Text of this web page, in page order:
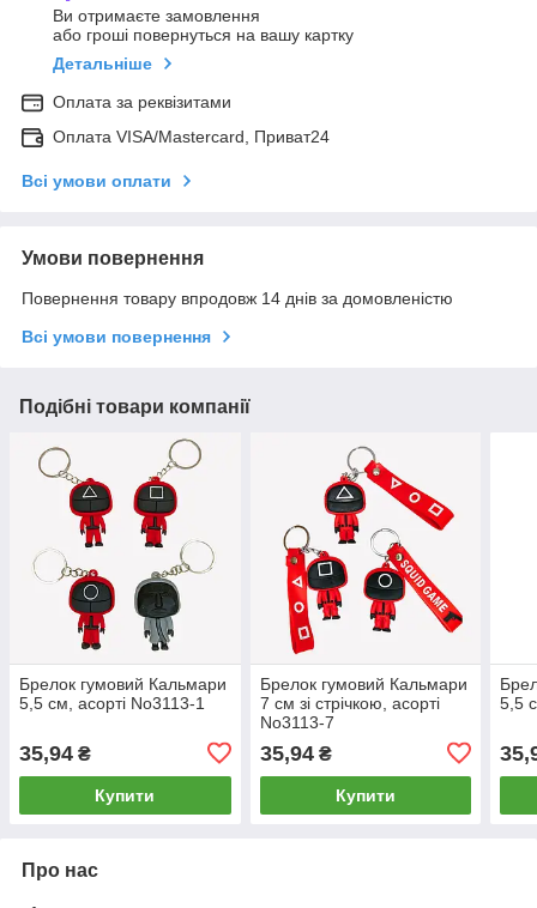
Ви отримаєте замовлення
або гроші повернуться на вашу картку
Детальніше
Оплата за реквізитами
Оплата VISA/Mastercard, Приват24
Всі умови оплати
Умови повернення
Повернення товару впродовж 14 днів за домовленістю
Всі умови повернення
Подібні товари компанії
Брелок гумовий Кальмари
5,5 см, асорті No3113-1
35,94 ₴
Купити
Брелок гумовий Кальмари
7 см зі стрічкою, асорті
No3113-7
35,94₴
Купити
5,5
Про нас